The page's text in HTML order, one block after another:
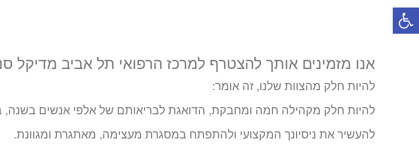
פתח סרגל נגישות
אנו מזמינים אותך להצטרף למרכז הרפואי תל אביב מדיקל
להיות חלק מהצוות שלנו, זה אומר:
להיות חלק מקהילה חמה ומחבקת, הדואגת לבריאותם של אלפי אנשים בשנה,
להעשיר את ניסיונך המקצועי ולהתפתח במסגרת מעצימה, מאתגרת ומגוונת.